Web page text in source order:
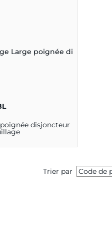
disjoncteur
Trier par